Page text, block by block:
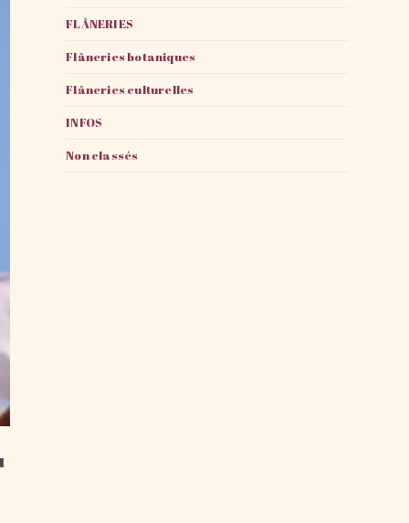
FLÂNERIES
Flâneries botaniques
Flâneries culturelles
INFOS
Non classés